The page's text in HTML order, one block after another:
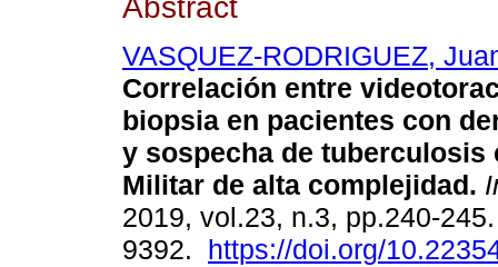
VASQUEZ-RODRIGUEZ,
Correlación entre
biopsia en pacientes con
y sospecha de tuberculosis
Militar de alta complejidad.
2019, vol.23, n.3, pp.240-
9392. https://doi.org/